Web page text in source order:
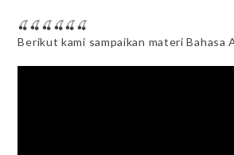
🍒🍒🍒🍒🍒🍒
Berikut kami sampaikan materi Bahasa